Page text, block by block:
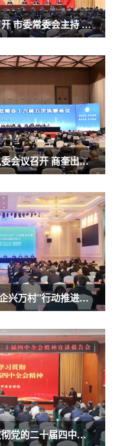
市委六届九次全会召开 市委常委会主持 市委书记袁家军讲话
市工商联六届五次执委会议召开 商奎出席并讲话
重庆市2025年度“万企兴万村”行动推进会暨农业民营企业50强发布会召开 商奎出席并讲话
全市统一战线学习贯彻党的二十届四中全会精神宣讲报告会召开 商奎作宣讲报告